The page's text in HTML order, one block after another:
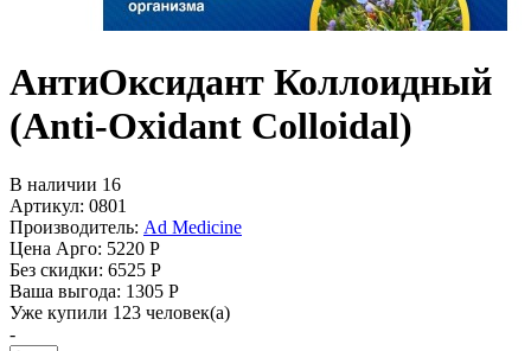
АнтиОксидант Коллоидный
(Anti-Oxidant Colloidal)
В наличии 16
Артикул: 0801
Производитель: Ad Medicine
Цена Арго: 5220 Р
Без скидки: 6525 Р
Ваша выгода: 1305 Р
Уже купили 123 человек(а)
-